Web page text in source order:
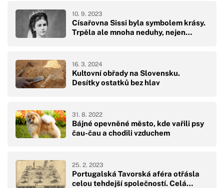
Císařovna Sissi byla symbolem krásy.
Trpěla ale mnoha neduhy, nejen…
10. 9. 2023
Kultovní obřady na Slovensku.
Desítky ostatků bez hlav
16. 3. 2024
Bájné opevněné město, kde vařili psy
čau-čau a chodili vzduchem
31. 8. 2022
Portugalská Tavorská aféra otřásla
celou tehdejší společností. Celá…
25. 2. 2023